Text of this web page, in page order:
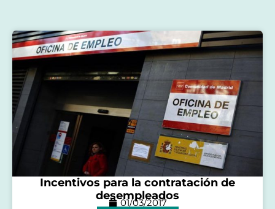
Incentivos para la contratación de
desempleados
01/03/2017